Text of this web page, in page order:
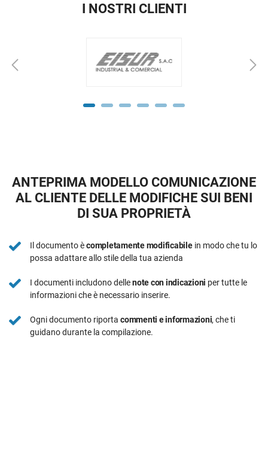
I NOSTRI CLIENTI
ANTEPRIMA MODELLO COMUNICAZIONE
AL CLIENTE DELLE MODIFICHE SUI BENI
DI SUA PROPRIETÀ
Il documento ècompletamente modificabilein modo che tu lo
possa adattare allo stile della tua azienda
I documenti includono dellenote con indicazioni per tutte le
informazioni che è necessario inserire.
Ogni documento riporta commenti e informazioni, che ti
guidano durante la compilazione.